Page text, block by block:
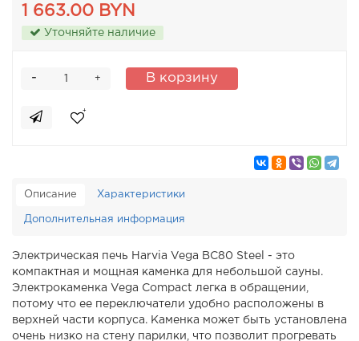
1 663.00 BYN
Уточняйте наличие
+
- В корзину
Описание Характеристики
Дополнительная информация
Электрическая печь Harvia Vega BC80 Steel - это
компактная и мощная каменка для небольшой сауны.
Электрокаменка Vega Compact легка в обращении,
потому что ее переключатели удобно расположены в
верхней части корпуса. Каменка может быть установлена
очень низко на стену парилки, что позволит прогревать